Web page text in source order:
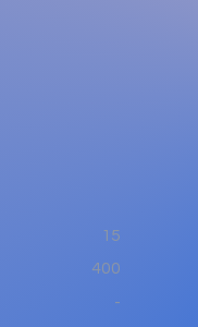
15
400
-